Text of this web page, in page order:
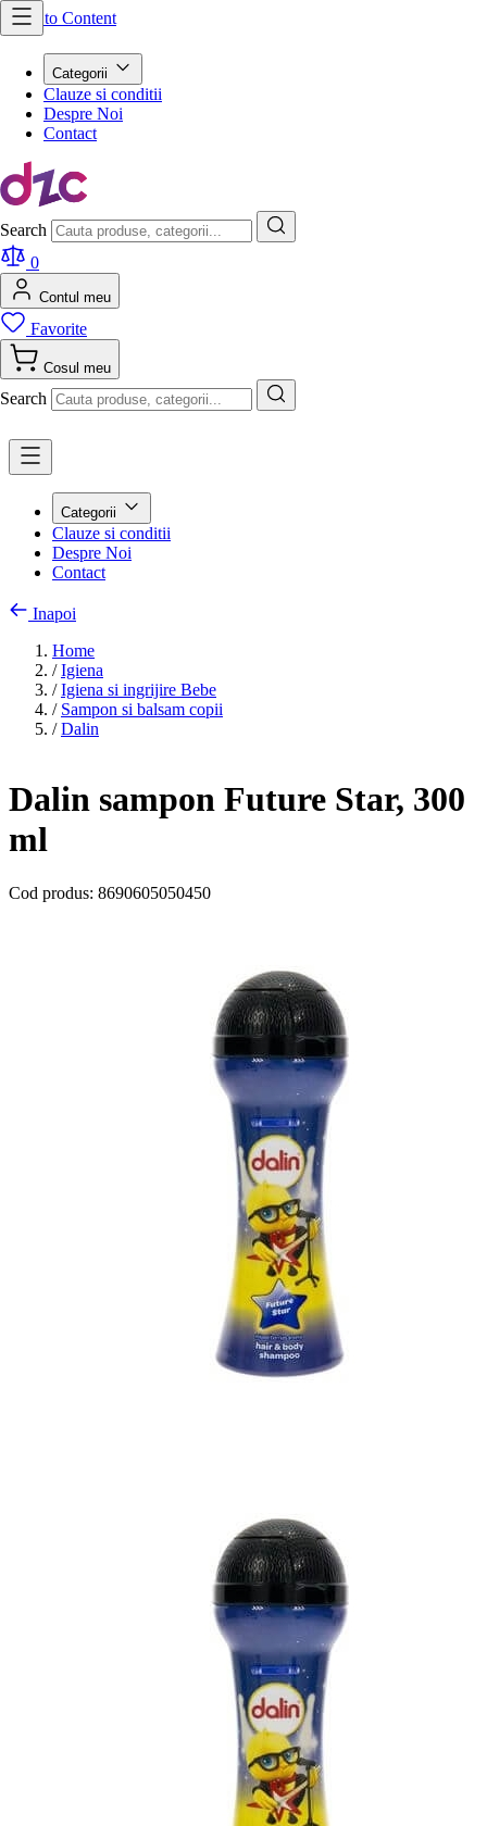
Skip to Content
Categorii
Clauze si conditii
Despre Noi
Contact
Search
0
Contul meu
Favorite
Cosul meu
Search
Categorii
Clauze si conditii
Despre Noi
Contact
Inapoi
Home
/ Igiena
/ Igiena si ingrijire Bebe
/ Sampon si balsam copii
/ Dalin
Dalin sampon Future Star, 300
ml
Cod produs: 8690605050450